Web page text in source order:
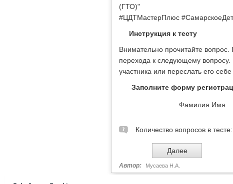
(ГТО)"
#ЦДТМастерПлюс
Инструкция к тесту
Внимательно прочитайте
перехода к следующему вопросу.
участника или переслать его
Заполните форму
Фамилия Имя
Количество вопросов в тесте:
Автор: Мусаева Н.А.